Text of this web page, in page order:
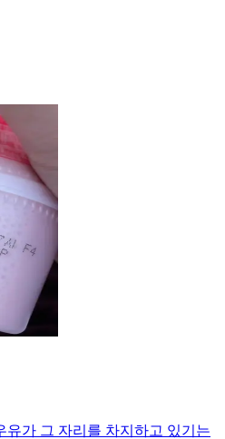
유가 그 자리를 차지하고 있기는